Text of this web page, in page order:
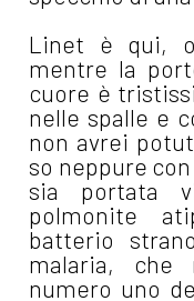
Linet è qui,
mentre la
cuore è
nelle spalle e
non avrei
so neppure
sia portata
polmonite
batterio
malaria,
numero uno